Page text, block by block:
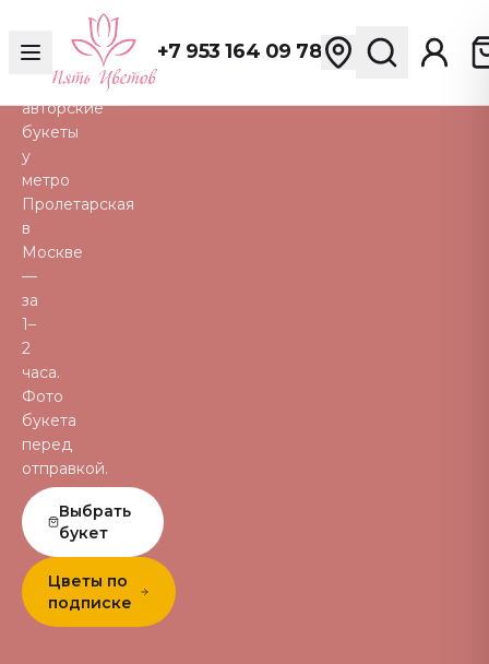
+7 953 164 09 78
пионы,
тюльпаны
авторские
букеты
у
метро
Пролетарская
в
Москве
—
за
1–
2
часа.
Фото
букета
перед
отправкой.
Выбрать
букет
Цветы по
подписке